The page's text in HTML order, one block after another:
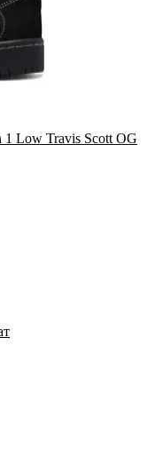
1 Low Travis Scott OG